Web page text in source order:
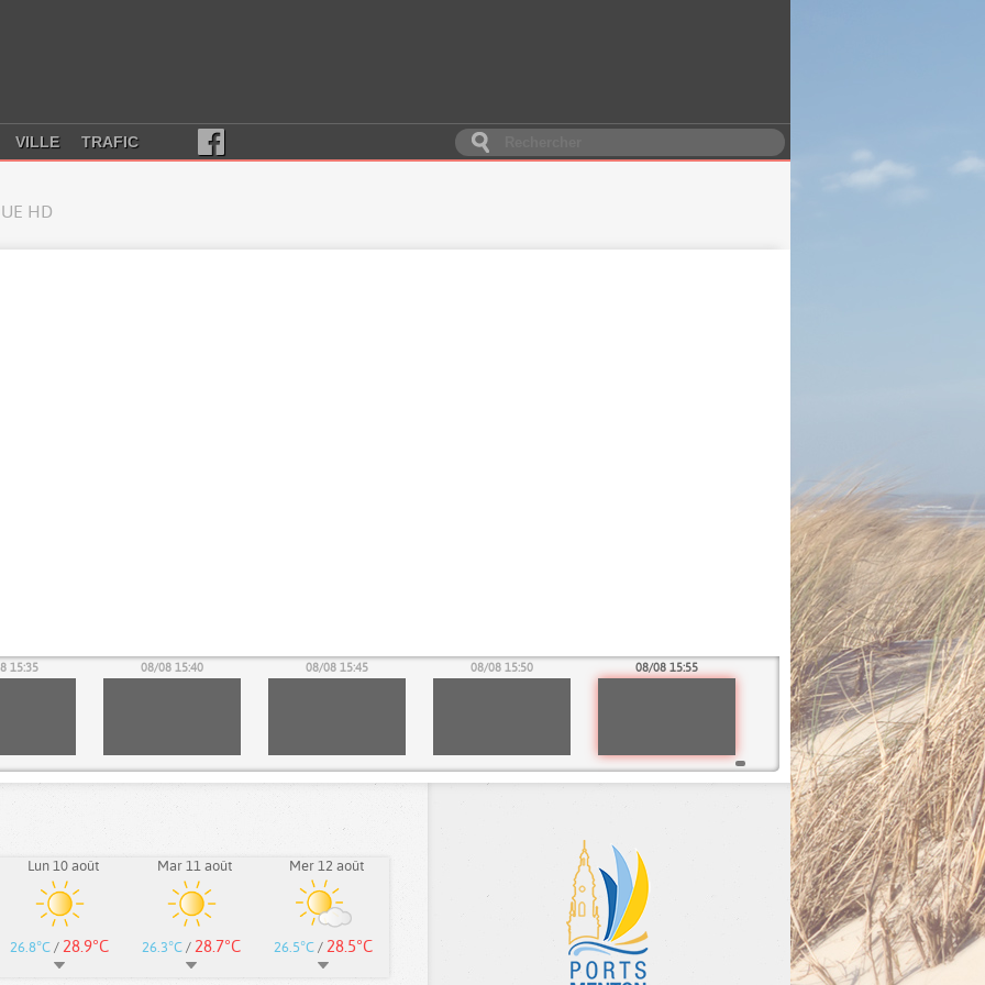
VILLE TRAFIC
HD
15:35 08/08 15:40 08/08 15:45 08/08 15:50 08/08 15:55
Lun 10 août
26.8°C / 28.9°C
Mar 11 août
26.3°C / 28.7°C
Mer 12 août
26.5°C / 28.5°C